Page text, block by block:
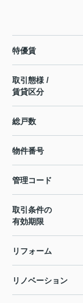
特優賃
取引態様 /
賃貸区分
総戸数
物件番号
管理コード
取引条件の
有効期限
リフォーム
リノベーション